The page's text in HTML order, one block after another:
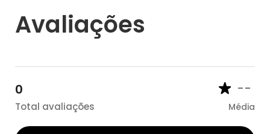
Avaliações
0
Total avaliações
--
Média